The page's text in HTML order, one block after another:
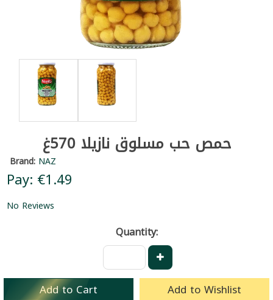
حمص حب مسلوق نازيلا 570غ
Brand: NAZ
Pay: €1.49
No Reviews
Quantity:
Add to Cart Add to Wishlist